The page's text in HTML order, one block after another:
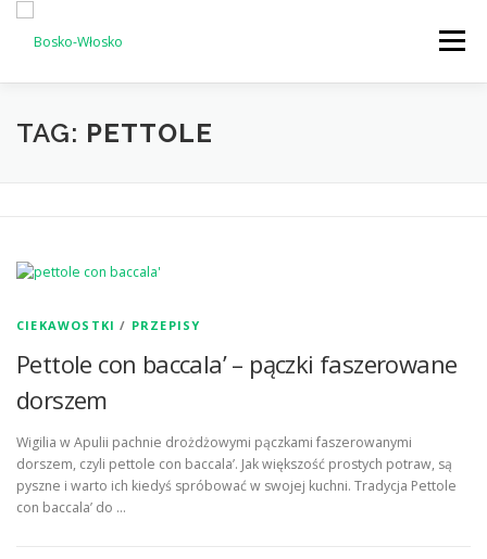
Menu
TAG: PETTOLE
CIEKAWOSTKI / PRZEPISY
Pettole con baccala’ – pączki faszerowane
dorszem
Wigilia w Apulii pachnie drożdżowymi pączkami faszerowanymi
dorszem, czyli pettole con baccala’. Jak większość prostych potraw, są
pyszne i warto ich kiedyś spróbować w swojej kuchni. Tradycja Pettole
con baccala’ do …